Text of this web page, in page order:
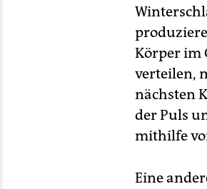
Körper im
verteilen,
nächsten
der Puls
mithilfe
Eine